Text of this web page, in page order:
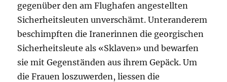
gegenüber den am Flughafen angestellten
Sicherheitsleuten unverschämt. Unteranderem
beschimpften die Iranerinnen die georgischen
Sicherheitsleute als «Sklaven» und bewarfen
sie mit Gegenständen aus ihrem Gepäck. Um
die Frauen loszuwerden, liessen die